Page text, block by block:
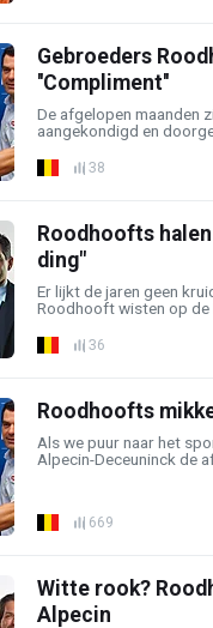
Gebroeders
''Compliment''
De afgelopen maanden
aangekondigd en
38
Roodhoofts
ding"
Er lijkt de jaren geen
Roodhooft wisten op de
36
Roodhoofts
Als we puur naar het
Alpecin-Deceuninck de
669
Witte rook?
Alpecin